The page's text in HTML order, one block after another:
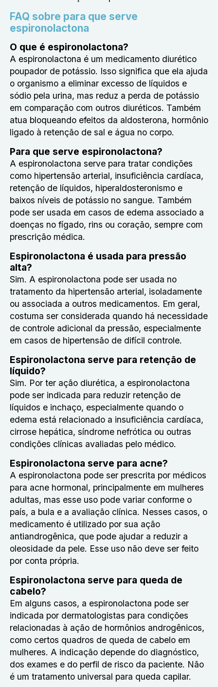
FAQ sobre para que serve
espironolactona
O que é espironolactona?
A espironolactona é um medicamento diurético
poupador de potássio. Isso significa que ela ajuda
o organismo a eliminar excesso de líquidos e
sódio pela urina, mas reduz a perda de potássio
em comparação com outros diuréticos. Também
atua bloqueando efeitos da aldosterona, hormônio
ligado à retenção de sal e água no corpo.
Para que serve espironolactona?
A espironolactona serve para tratar condições
como hipertensão arterial, insuficiência cardíaca,
retenção de líquidos, hiperaldosteronismo e
baixos níveis de potássio no sangue. Também
pode ser usada em casos de edema associado a
doenças no fígado, rins ou coração, sempre com
prescrição médica.
Espironolactona é usada para pressão
alta?
Sim. A espironolactona pode ser usada no
tratamento da hipertensão arterial, isoladamente
ou associada a outros medicamentos. Em geral,
costuma ser considerada quando há necessidade
de controle adicional da pressão, especialmente
em casos de hipertensão de difícil controle.
Espironolactona serve para retenção de
líquido?
Sim. Por ter ação diurética, a espironolactona
pode ser indicada para reduzir retenção de
líquidos e inchaço, especialmente quando o
edema está relacionado a insuficiência cardíaca,
cirrose hepática, síndrome nefrótica ou outras
condições clínicas avaliadas pelo médico.
Espironolactona serve para acne?
A espironolactona pode ser prescrita por médicos
para acne hormonal, principalmente em mulheres
adultas, mas esse uso pode variar conforme o
país, a bula e a avaliação clínica. Nesses casos, o
medicamento é utilizado por sua ação
antiandrogênica, que pode ajudar a reduzir a
oleosidade da pele. Esse uso não deve ser feito
por conta própria.
Espironolactona serve para queda de
cabelo?
Em alguns casos, a espironolactona pode ser
indicada por dermatologistas para condições
relacionadas à ação de hormônios androgênicos,
como certos quadros de queda de cabelo em
mulheres. A indicação depende do diagnóstico,
dos exames e do perfil de risco da paciente. Não
é um tratamento universal para queda capilar.